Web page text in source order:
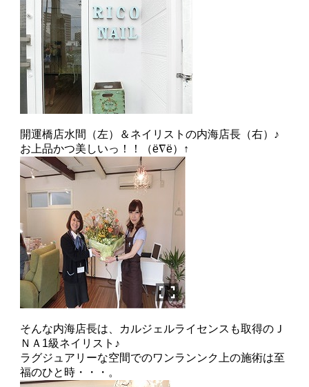
開運橋店水間（左）＆ネイリストの内海店長（右）♪
お上品かつ美しいっ！！（ё∇ё）↑
そんな内海店長は、カルジェルライセンスも取得のＪ
ＮＡ1級ネイリスト♪
ラグジュアリーな空間でのワンランンク上の施術は至
福のひと時・・・。